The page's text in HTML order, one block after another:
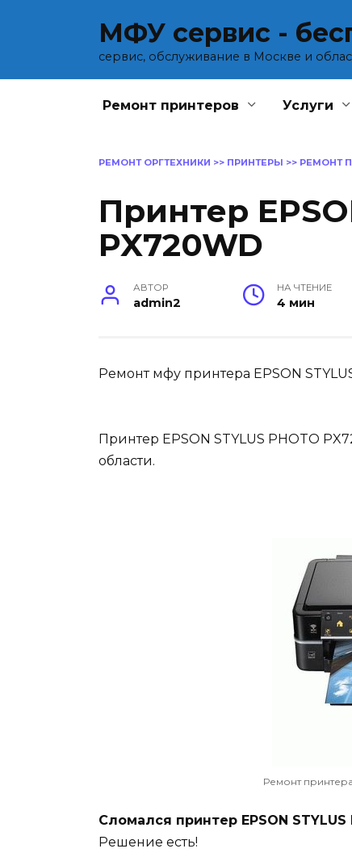
МФУ сервис -
сервис, обслуживание в Москве и
Ремонт принтеров Услуги
РЕМОНТ ОРГТЕХНИКИ >> ПРИНТЕРЫ >> РЕМОНТ
Принтер
PX720WD
АВТОР
admin2
НА ЧТЕНИЕ
4 мин
Ремонт мфу принтера EPSON
Принтер EPSON STYLUS PHOTO
области.
Ремонт принтера
Сломался принтер EPSON STYLUS
Решение есть!